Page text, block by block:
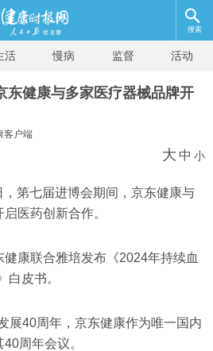
搜索
活 慢病 监督 活动
东健康与多家医疗器械品牌开
客户端
大 中 小
第七届进博会期间，京东健康与
医药创新合作。
康联合雅培发布《2024年持续血
白皮书。
展40周年，京东健康作为唯一国内
周年会议。